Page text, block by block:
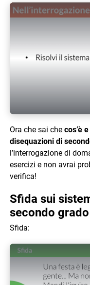
Ora che sai che cos’è
disequazioni di
l’interrogazione di
esercizi e non avrai
verifica!
Sfida sui
secondo grado
Sfida: